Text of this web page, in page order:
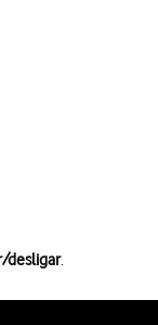
desligar.
de volume